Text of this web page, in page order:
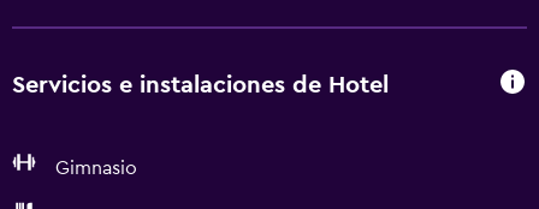
Servicios e instalaciones de Hotel
Gimnasio